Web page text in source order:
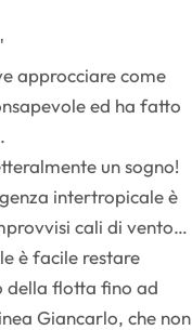
approcciare come
ed ha fatto
un sogno!
intertropicale è
cali di vento…
è facile restare
della flotta fino ad
Giancarlo, che non